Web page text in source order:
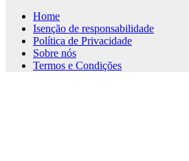
Home
Isenção de responsabilidade
Política de Privacidade
Sobre nós
Termos e Condições